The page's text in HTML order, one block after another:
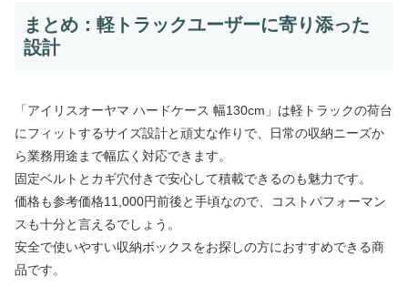
まとめ：軽トラックユーザーに寄り添った
設計
「アイリスオーヤマ ハードケース 幅130cm」は軽トラックの荷台
にフィットするサイズ設計と頑丈な作りで、日常の収納ニーズか
ら業務用途まで幅広く対応できます。
固定ベルトとカギ穴付きで安心して積載できるのも魅力です。
価格も参考価格11,000円前後と手頃なので、コストパフォーマン
スも十分と言えるでしょう。
安全で使いやすい収納ボックスをお探しの方におすすめできる商
品です。